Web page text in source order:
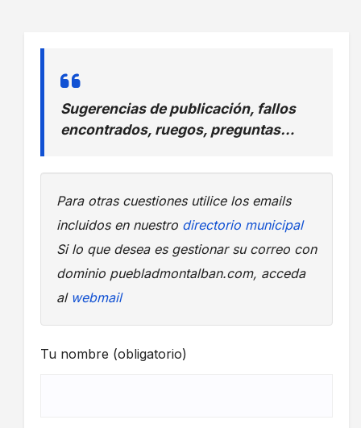
Sugerencias de publicación, fallos
encontrados, ruegos, preguntas…
Para otras cuestiones utilice los emails
incluidos en nuestro directorio municipal
Si lo que desea es gestionar su correo con
dominio puebladmontalban.com, acceda
al webmail
Tu nombre (obligatorio)